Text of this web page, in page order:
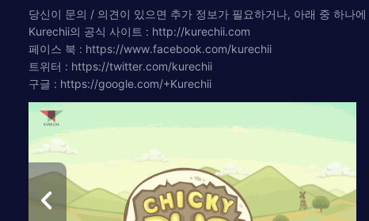
당신이 문의 / 의견이 있으면 추가 정보가 필요하거나, 아래 중 하나
Kurechii의 공식 사이트 : http://kurechii.com
페이스 북 : https://www.facebook.com/kurechii
트위터 : https://twitter.com/kurechii
구글 : https://google.com/+Kurechii